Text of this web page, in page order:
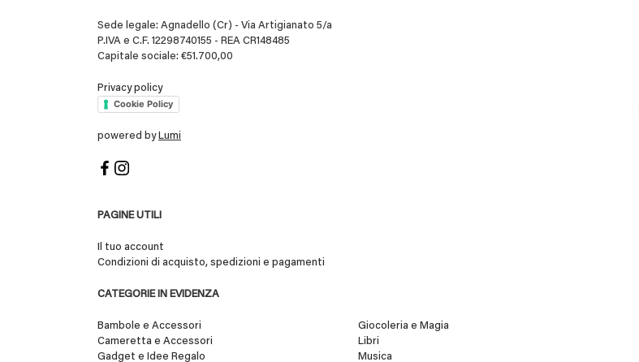
Sede legale: Agnadello (Cr) - Via Artigianato 5/a
P.IVA e C.F. 12298740155 - REA CR148485
Capitale sociale: €51.700,00
Privacy policy
Cookie Policy
powered by Lumi
PAGINE UTILI
Il tuo account
Condizioni di acquisto, spedizioni e pagamenti
CATEGORIE IN EVIDENZA
Bambole e Accessori
Cameretta e Accessori
Gadget e Idee Regalo
Giocoleria e Magia
Libri
Musica